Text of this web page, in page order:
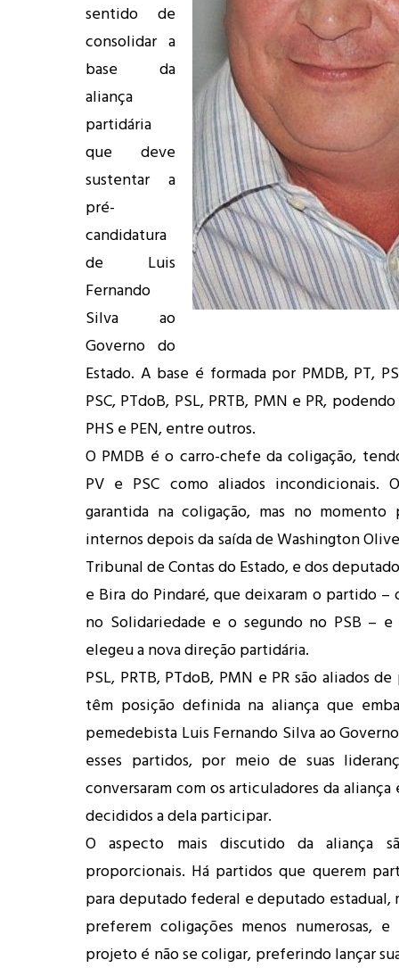
sentido de
consolidar a
base da
aliança
partidária
que deve
sustentar a
pré-
candidatura
de Luis
Fernando
Silva ao
Governo do
Estado. A base é formada por PMDB, PT,
PSC, PTdoB, PSL, PRTB, PMN e PR,
PHS e PEN, entre outros.
O PMDB é o carro-chefe da coligação,
PV e PSC como aliados incondicionais.
garantida na coligação, mas no momento
internos depois da saída de Washington
Tribunal de Contas do Estado, e dos
e Bira do Pindaré, que deixaram o partido
no Solidariedade e o segundo no PSB –
elegeu a nova direção partidária.
PSL, PRTB, PTdoB, PMN e PR são aliados
têm posição definida na aliança que
pemedebista Luis Fernando Silva ao
esses partidos, por meio de suas
conversaram com os articuladores da aliança
decididos a dela participar.
O aspecto mais discutido da aliança
proporcionais. Há partidos que querem
para deputado federal e deputado estadual,
preferem coligações menos numerosas,
projeto é não se coligar, preferindo lançar